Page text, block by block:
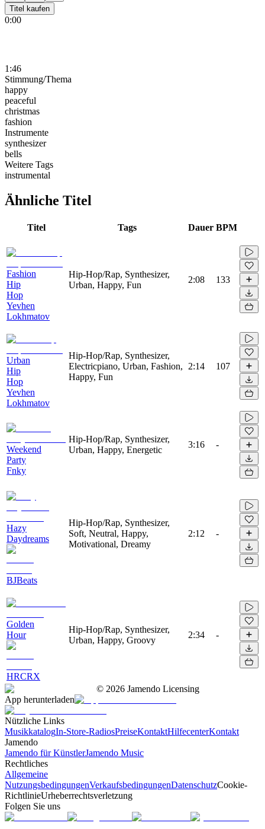
Titel kaufen
0:00
1:46
Stimmung/Thema
happy
peaceful
christmas
fashion
Instrumente
synthesizer
bells
Weitere Tags
instrumental
Ähnliche Titel
Titel Tags Dauer BPM
Fashion
Hip
Hop
Yevhen
Lokhmatov
Hip-Hop/Rap, Synthesizer,
Urban, Happy, Fun
2:08 133
Urban
Hip
Hop
Yevhen
Lokhmatov
Hip-Hop/Rap, Synthesizer,
Electricpiano, Urban, Fashion,
Happy, Fun
2:14 107
Weekend
Party
Fnky
Hip-Hop/Rap, Synthesizer,
Urban, Happy, Energetic
3:16 -
Hazy
Daydreams
BJBeats
Hip-Hop/Rap, Synthesizer,
Soft, Neutral, Happy,
Motivational, Dreamy
2:12 -
Golden
Hour
HRCRX
Hip-Hop/Rap, Synthesizer,
Urban, Happy, Groovy
2:34 -
© 2026 Jamendo Licensing
App herunterladen
Nützliche Links
MusikkatalogIn-Store-RadiosPreiseKontaktHilfecenterKontakt
Jamendo
Jamendo für KünstlerJamendo Music
Rechtliches
Allgemeine
NutzungsbedingungenVerkaufsbedingungenDatenschutzCookie-
RichtlinieUrheberrechtsverletzung
Folgen Sie uns